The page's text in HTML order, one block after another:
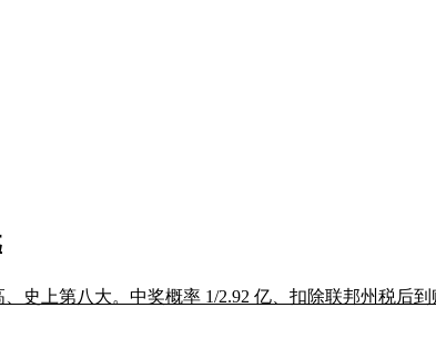
、史上第八大。中奖概率 1/2.92 亿、扣除联邦州税